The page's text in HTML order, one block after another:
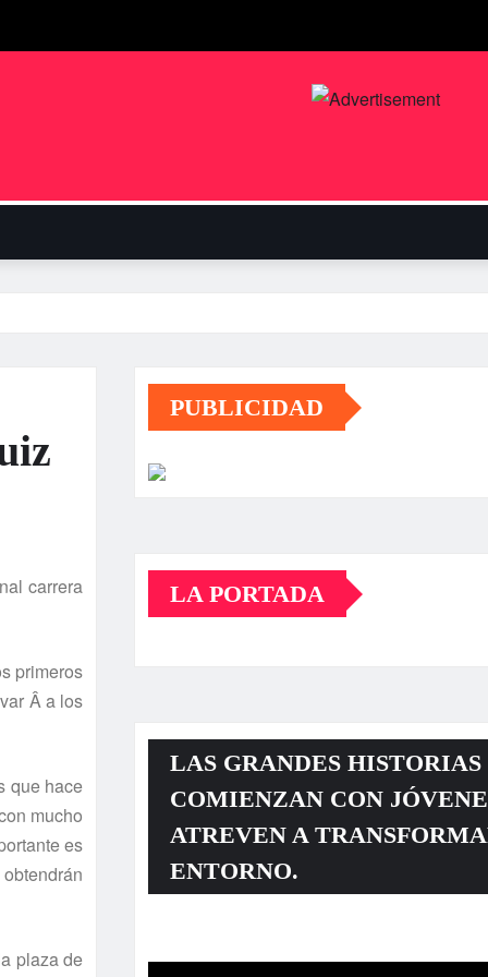
carrera
primeros
Â a los
que hace
mucho
es
plaza de
PUBLICIDAD
LA PORTADA
LAS GRANDES HISTORIAS
COMIENZAN CON
ATREVEN A
ENTORNO.